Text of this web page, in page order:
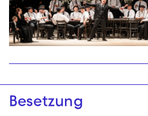
Besetzung